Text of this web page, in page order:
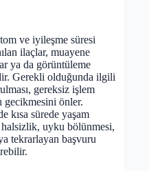
ve iyileşme süresi
ilaçlar, muayene
ya da görüntüleme
Gerekli olduğunda ilgili
gereksiz işlem
gecikmesini önler.
kısa sürede yaşam
halsizlik, uyku bölünmesi,
tekrarlayan başvuru